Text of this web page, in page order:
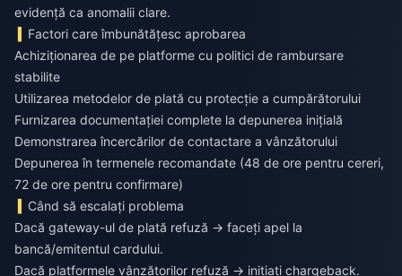
evidență ca anomalii clare.
Factori care îmbunătățesc aprobarea
Achiziționarea de pe platforme cu politici de rambursare
stabilite
Utilizarea metodelor de plată cu protecție a cumpărătorului
Furnizarea documentației complete la depunerea inițială
Demonstrarea încercărilor de contactare a vânzătorului
Depunerea în termenele recomandate (48 de ore pentru cereri,
72 de ore pentru confirmare)
Când să escalați problema
Dacă gateway-ul de plată refuză → faceți apel la
bancă/emitentul cardului.
Dacă platformele vânzătorilor refuză → inițiați chargeback.